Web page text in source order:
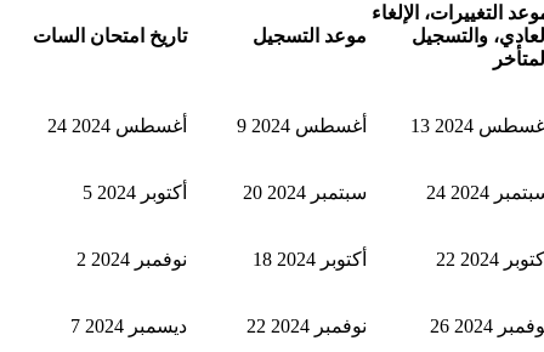
تاريخ امتحان السات موعد التسجيل
التغييرات، الإلغاء
والتسجيل
24 أغسطس 2024 9 أغسطس 2024 أغسطس 2024
5 أكتوبر 2024 20 سبتمبر 2024 سبتمبر 2024
2 نوفمبر 2024 18 أكتوبر 2024 2024
7 ديسمبر 2024 22 نوفمبر 2024 2024